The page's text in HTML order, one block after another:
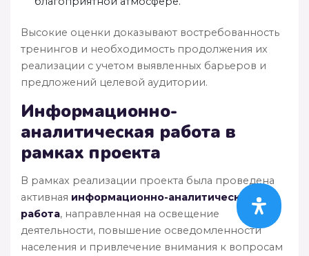
Высокие оценки доказывают востребованность
тренингов и необходимость продолжения их
реализации с учетом выявленных барьеров и
предложений целевой аудитории.
Информационно-
аналитическая работа в
рамках проекта
В рамках реализации проекта была проведена
активная информационно-аналитическая
работа, направленная на освещение
деятельности, повышение осведомленности
населения и привлечение внимания к вопросам